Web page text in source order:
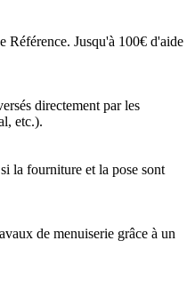
Référence. Jusqu'à 100€ d'aide
directement par les
etc.).
la fourniture et la pose sont
de menuiserie grâce à un